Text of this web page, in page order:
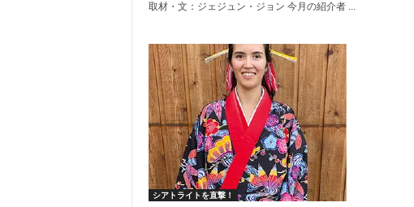
取材・文：ジェジュン・ジョン 今月の紹介者 ...
シアトライトを直撃！